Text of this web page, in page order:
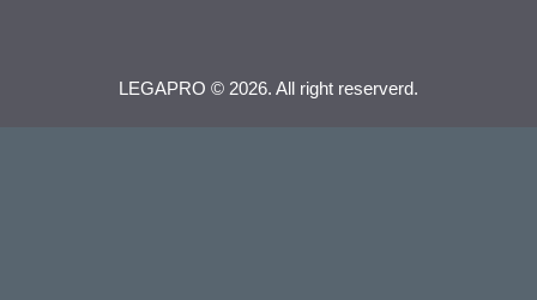
LEGAPRO © 2026. All right reserverd.